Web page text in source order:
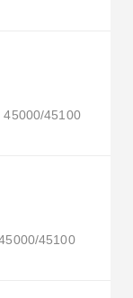
45000/45100
45100